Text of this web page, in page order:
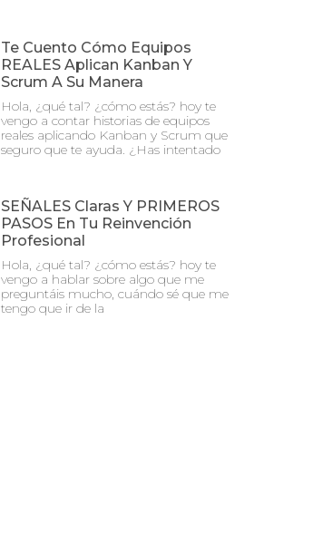
Te Cuento Cómo Equipos
REALES Aplican Kanban Y
Scrum A Su Manera
Hola, ¿qué tal? ¿cómo estás? hoy te
vengo a contar historias de equipos
reales aplicando Kanban y Scrum que
seguro que te ayuda. ¿Has intentado
SEÑALES Claras Y PRIMEROS
PASOS En Tu Reinvención
Profesional
Hola, ¿qué tal? ¿cómo estás? hoy te
vengo a hablar sobre algo que me
preguntáis mucho, cuándo sé que me
tengo que ir de la